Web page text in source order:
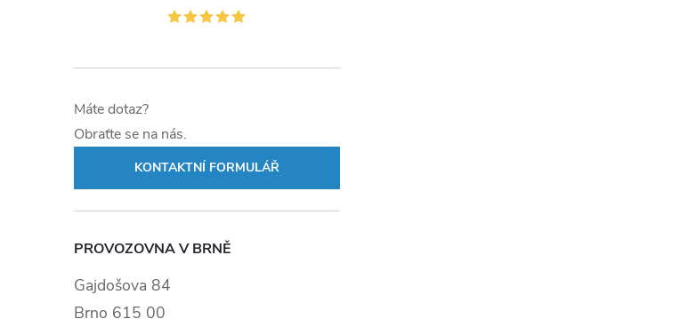
Máte dotaz?
Obraťte se na nás.
KONTAKTNÍ FORMULÁŘ
PROVOZOVNA V BRNĚ
Gajdošova 84
Brno 615 00